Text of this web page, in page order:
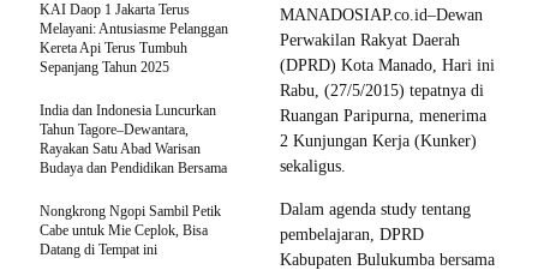
MANADOSIAP.co.id–Dewan
Perwakilan Rakyat Daerah
(DPRD) Kota Manado, Hari ini
Rabu, (27/5/2015) tepatnya di
Ruangan Paripurna, menerima
2 Kunjungan Kerja (Kunker)
sekaligus.
Dalam agenda study tentang
pembelajaran, DPRD
Kabupaten Bulukumba bersama
KAI Daop 1 Jakarta Terus
Melayani: Antusiasme Pelanggan
Kereta Api Terus Tumbuh
Sepanjang Tahun 2025
India dan Indonesia Luncurkan
Tahun Tagore–Dewantara,
Rayakan Satu Abad Warisan
Budaya dan Pendidikan Bersama
Nongkrong Ngopi Sambil Petik
Cabe untuk Mie Ceplok, Bisa
Datang di Tempat ini